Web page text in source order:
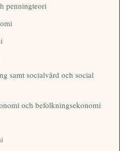
penningteori
samt socialvård och social
och befolkningsekonomi